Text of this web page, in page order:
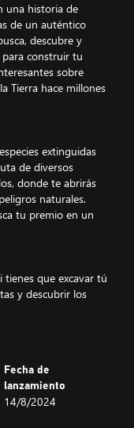
una historia de
de un auténtico
descubre y
para construir tu
sobre
Tierra hace millones
extinguidas
de diversos
donde te abrirás
naturales.
tu premio en un
tienes que excavar tú
y descubrir los
que tienes que
ten cuidado!
Fecha de
lanzamiento
14/8/2024